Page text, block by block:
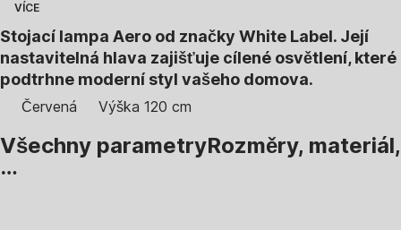
VÍCE
Stojací lampa Aero od značky White Label. Její
nastavitelná hlava zajišťuje cílené osvětlení, které
podtrhne moderní styl vašeho domova.
Červená Výška 120 cm
Všechny parametryRozměry, materiál,
…